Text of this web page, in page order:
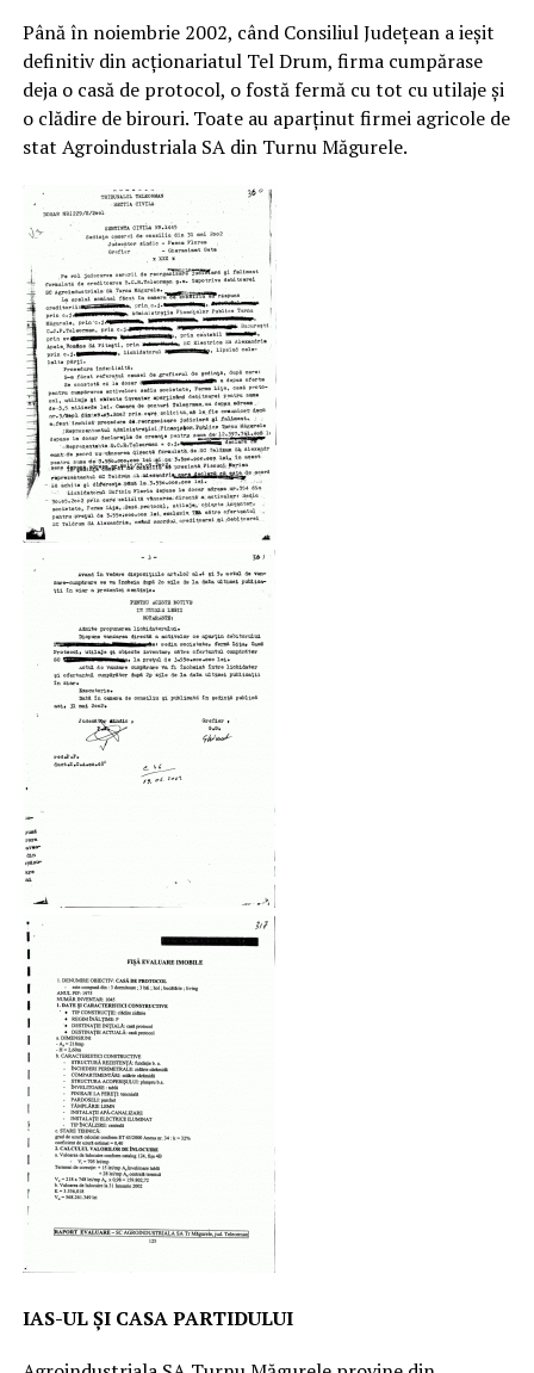
Până în noiembrie 2002, când Consiliul Județean a ieșit
definitiv din acționariatul Tel Drum, firma cumpărase
deja o casă de protocol, o fostă fermă cu tot cu utilaje și
o clădire de birouri. Toate au aparținut firmei agricole de
stat Agroindustriala SA din Turnu Măgurele.
IAS-UL ȘI CASA PARTIDULUI